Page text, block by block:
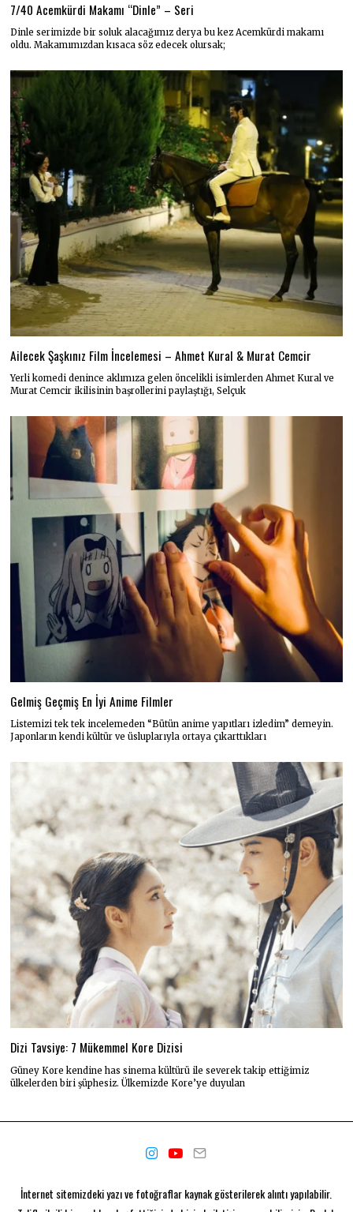
7/40 Acemkürdi Makamı “Dinle” – Seri
Dinle serimizde bir soluk alacağımız derya bu kez Acemkürdi makamı
oldu. Makamımızdan kısaca söz edecek olursak;
Ailecek Şaşkınız Film İncelemesi – Ahmet Kural & Murat Cemcir
Yerli komedi denince aklımıza gelen öncelikli isimlerden Ahmet Kural ve
Murat Cemcir ikilisinin başrollerini paylaştığı, Selçuk
Gelmiş Geçmiş En İyi Anime Filmler
Listemizi tek tek incelemeden “Bütün anime yapıtları izledim” demeyin.
Japonların kendi kültür ve üsluplarıyla ortaya çıkarttıkları
Dizi Tavsiye: 7 Mükemmel Kore Dizisi
Güney Kore kendine has sinema kültürü ile severek takip ettiğimiz
ülkelerden biri şüphesiz. Ülkemizde Kore’ye duyulan
İnternet sitemizdeki yazı ve fotoğraflar kaynak gösterilerek alıntı yapılabilir.